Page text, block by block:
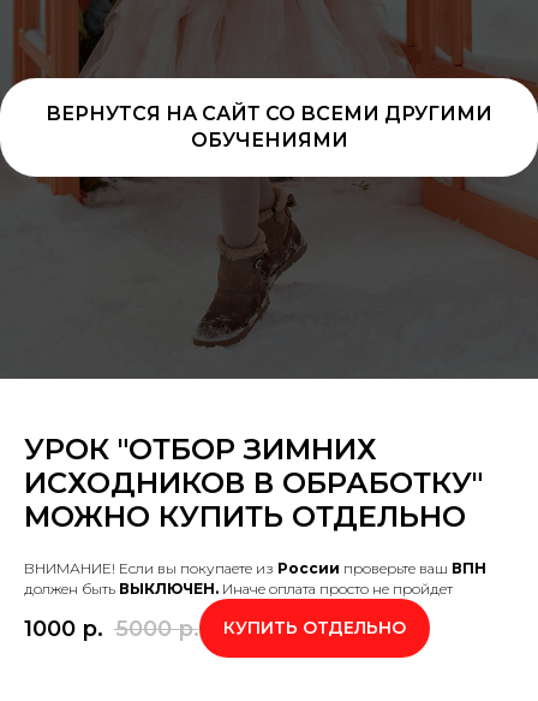
ВЕРНУТСЯ НА САЙТ СО ВСЕМИ ДРУГИМИ
ОБУЧЕНИЯМИ
УРОК "ОТБОР ЗИМНИХ
ИСХОДНИКОВ В ОБРАБОТКУ"
МОЖНО КУПИТЬ ОТДЕЛЬНО
ВНИМАНИЕ! Если вы покупаете из России проверьте ваш ВПН
должен быть ВЫКЛЮЧЕН. Иначе оплата просто не пройдет
1000 р. 5000 р. КУПИТЬ ОТДЕЛЬНО